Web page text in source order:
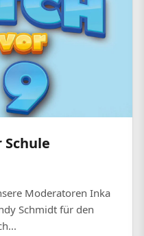
Schule
Moderatoren Inka
Schmidt für den